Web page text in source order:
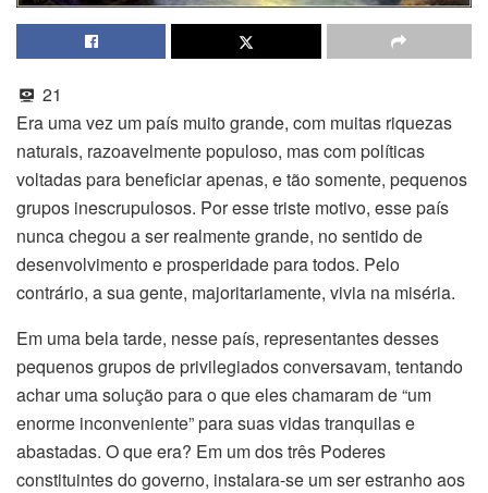
21
Era uma vez um país muito grande, com muitas riquezas
naturais, razoavelmente populoso, mas com políticas
voltadas para beneficiar apenas, e tão somente, pequenos
grupos inescrupulosos. Por esse triste motivo, esse país
nunca chegou a ser realmente grande, no sentido de
desenvolvimento e prosperidade para todos. Pelo
contrário, a sua gente, majoritariamente, vivia na miséria.
Em uma bela tarde, nesse país, representantes desses
pequenos grupos de privilegiados conversavam, tentando
achar uma solução para o que eles chamaram de “um
enorme inconveniente” para suas vidas tranquilas e
abastadas. O que era? Em um dos três Poderes
constituintes do governo, instalara-se um ser estranho aos